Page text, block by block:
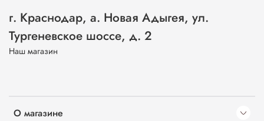
О магазине
г. Краснодар, а. Новая Адыгея, ул.
Тургеневское шоссе, д. 2
Наш магазин